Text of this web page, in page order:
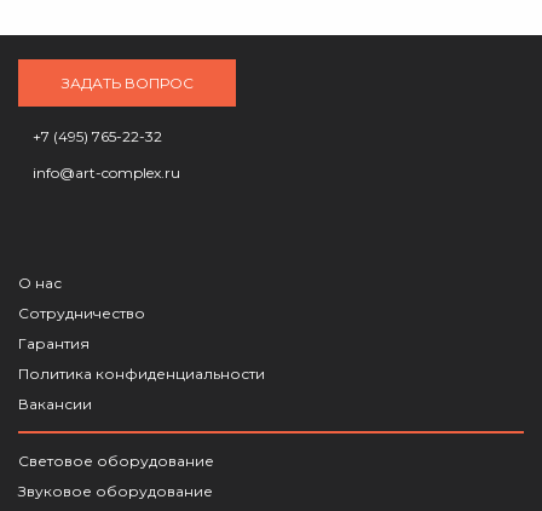
ЗАДАТЬ ВОПРОС
+7 (495) 765-22-32
info@art-complex.ru
О нас
Сотрудничество
Гарантия
Политика конфиденциальности
Вакансии
Световое оборудование
Звуковое оборудование